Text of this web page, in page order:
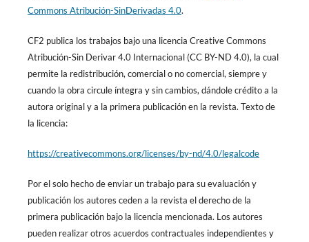
Commons Atribución-SinDerivadas 4.0.
CF2 publica los trabajos bajo una licencia Creative Commons
Atribución-Sin Derivar 4.0 Internacional (CC BY-ND 4.0), la cual
permite la redistribución, comercial o no comercial, siempre y
cuando la obra circule íntegra y sin cambios, dándole crédito a la
autora original y a la primera publicación en la revista. Texto de
la licencia:
https://creativecommons.org/licenses/by-nd/4.0/legalcode
Por el solo hecho de enviar un trabajo para su evaluación y
publicación los autores ceden a la revista el derecho de la
primera publicación bajo la licencia mencionada. Los autores
pueden realizar otros acuerdos contractuales independientes y